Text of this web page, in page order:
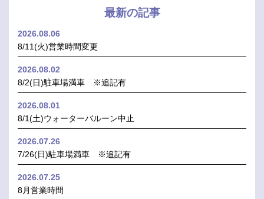
最新の記事
2026.08.06
8/11(火)営業時間変更
2026.08.02
8/2(日)駐車場満車 ※追記有
2026.08.01
8/1(土)ウォーターバルーン中止
2026.07.26
7/26(日)駐車場満車 ※追記有
2026.07.25
8月営業時間